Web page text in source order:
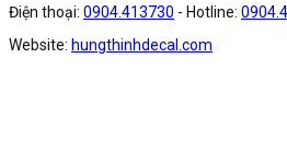
Điện thoại: 0904.413730 - Hotline:
Website: hungthinhdecal.com